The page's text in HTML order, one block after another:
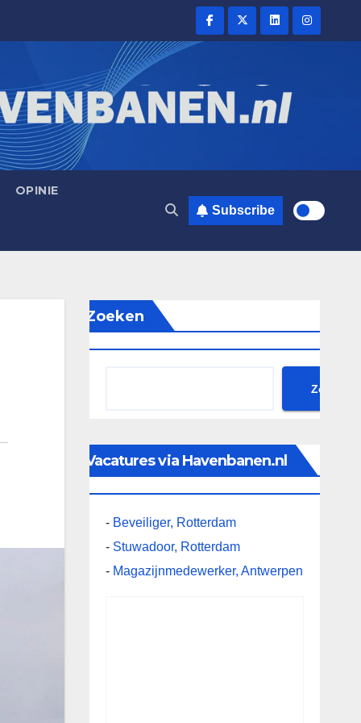
OPINIE
Subscribe
Zoeken
Zoeken
Vacatures via Havenbanen.nl
- Beveiliger, Rotterdam
- Stuwadoor, Rotterdam
- Magazijnmedewerker, Antwerpen